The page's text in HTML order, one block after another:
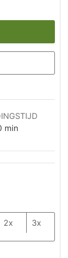
minuten
min
2x 3x